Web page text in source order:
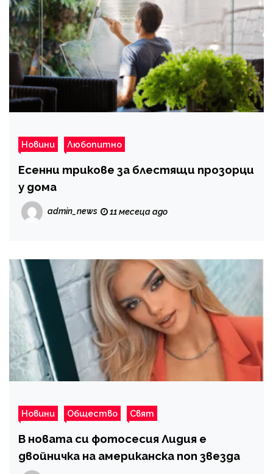
Новини Любопитно
Есенни трикове за блестящи прозорци
у дома
admin_news 11 месеца ago
Новини Общество Свят
В новата си фотосесия Лидия е
двойничка на американска поп звезда